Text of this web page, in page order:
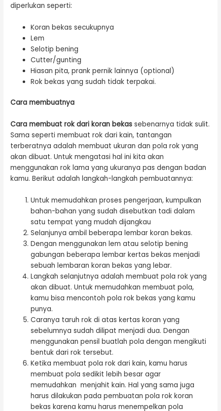
diperlukan seperti:
Koran bekas secukupnya
Lem
Selotip bening
Cutter/gunting
Hiasan pita, prank pernik lainnya (optional)
Rok bekas yang sudah tidak terpakai.
Cara membuatnya
Cara membuat rok dari koran bekas sebenarnya tidak sulit.
Sama seperti membuat rok dari kain, tantangan
terberatnya adalah membuat ukuran dan pola rok yang
akan dibuat. Untuk mengatasi hal ini kita akan
menggunakan rok lama yang ukuranya pas dengan badan
kamu. Berikut adalah langkah-langkah pembuatannya:
Untuk memudahkan proses pengerjaan, kumpulkan
bahan-bahan yang sudah disebutkan tadi dalam
satu tempat yang mudah dijangkau
Selanjunya ambil beberapa lembar koran bekas.
Dengan menggunakan lem atau selotip bening
gabungan beberapa lembar kertas bekas menjadi
sebuah lembaran koran bekas yang lebar.
Langkah selanjutnya adalah membuat pola rok yang
akan dibuat. Untuk memudahkan membuat pola,
kamu bisa mencontoh pola rok bekas yang kamu
punya.
Caranya taruh rok di atas kertas koran yang
sebelumnya sudah dilipat menjadi dua. Dengan
menggunakan pensil buatlah pola dengan mengikuti
bentuk dari rok tersebut.
Ketika membuat pola rok dari kain, kamu harus
membuat pola sedikit lebih besar agar
memudahkan menjahit kain. Hal yang sama juga
harus dilakukan pada pembuatan pola rok koran
bekas karena kamu harus menempelkan pola